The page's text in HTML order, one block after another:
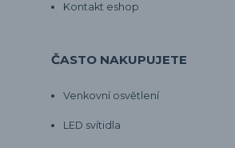
Kontakt eshop
ČASTO NAKUPUJETE
Venkovní osvětlení
LED svítidla